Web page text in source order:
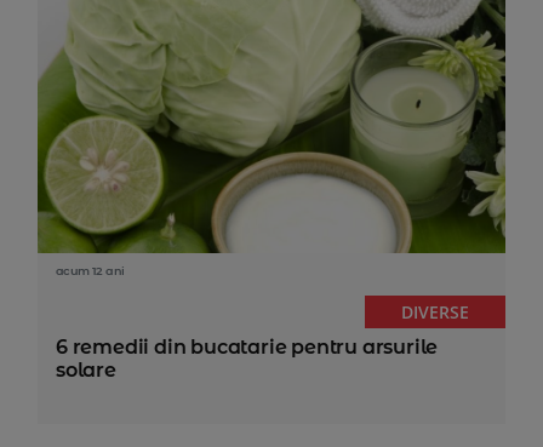
acum 12 ani
DIVERSE
6 remedii din bucatarie pentru arsurile
solare